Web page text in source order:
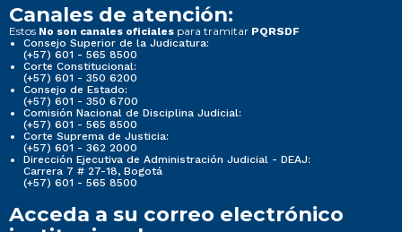
Canales de atención:
Estos No son canales oficiales para tramitar PQRSDF
Consejo Superior de la Judicatura:
(+57) 601 - 565 8500
Corte Constitucional:
(+57) 601 - 350 6200
Consejo de Estado:
(+57) 601 - 350 6700
Comisión Nacional de Disciplina Judicial:
(+57) 601 - 565 8500
Corte Suprema de Justicia:
(+57) 601 - 362 2000
Dirección Ejecutiva de Administración Judicial - DEAJ:
Carrera 7 # 27-18, Bogotá
(+57) 601 - 565 8500
Acceda a su correo electrónico